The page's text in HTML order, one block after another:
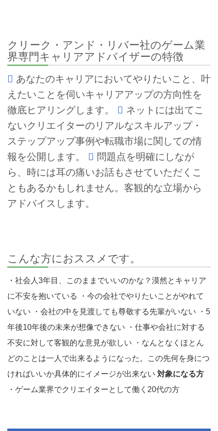
クリーク・アンド・リバー社のゲーム業
界専門キャリアアドバイザーの特徴
あなたのキャリアにおいてやりたいこと、叶
えたいことを伺いキャリアアップの方向性を
徹底ヒアリングします。
ネットには出てこ
ないクリエイターのリアルなスキルアップ・
ステップアップ事例や転職市場に関しての情
報を公開します。
問題点を明確にしなが
ら、時には耳の痛いお話もさせていただくこ
ともあるかもしれません。客観的な立場から
アドバイスします。
こんな方におススメです。
・社会人3年目、このままでいいのかな？漠然とキャリア
に不安を抱いている ・今の会社でやりたいことがやれて
いない ・会社の中を見渡しても尊敬する先輩がいない ・5
年後10年後の未来が想像できない ・仕事や会社に対する
不安に対して客観的な意見が欲しい ・なんとなくほとん
どのことは一人で出来るようになった。この先何を身につ
ければいいか具体的にイメージが出来ない 対象になる方
・ゲーム業界でクリエイターとして働く20代の方